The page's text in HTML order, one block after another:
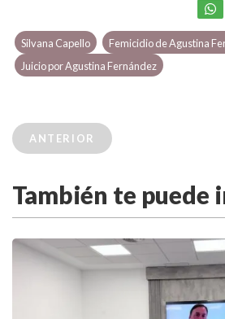
Silvana Capello
Femicidio de Agustina
Juicio por Agustina Fernández
ANTERIOR
También te puede